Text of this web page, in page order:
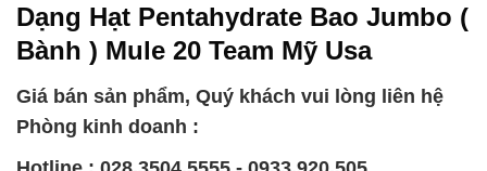
Dạng Hạt Pentahydrate Bao Jumbo (
Bành ) Mule 20 Team Mỹ Usa
Giá bán sản phẩm, Quý khách vui lòng liên hệ
Phòng kinh doanh :